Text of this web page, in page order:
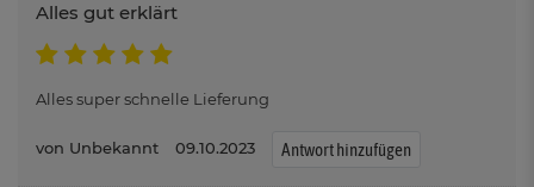
Alles gut erklärt
Alles super schnelle Lieferung
Unbekannt 09.10.2023 Antwort hinzufügen